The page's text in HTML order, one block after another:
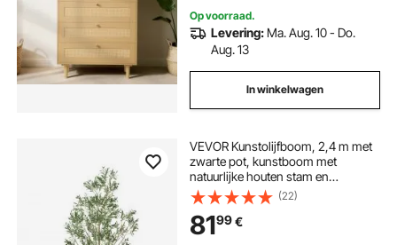
Op voorraad.
Levering: Ma. Aug. 10 - Do.
Aug. 13
In winkelwagen
VEVOR Kunstolijfboom, 2,4 m met
zwarte pot, kunstboom met
natuurlijke houten stam en
realistische groene bladeren en
vruchten, kunstplant voor binnen,
thuis, op kantoor en in de
woonkamer
(22)
8199€